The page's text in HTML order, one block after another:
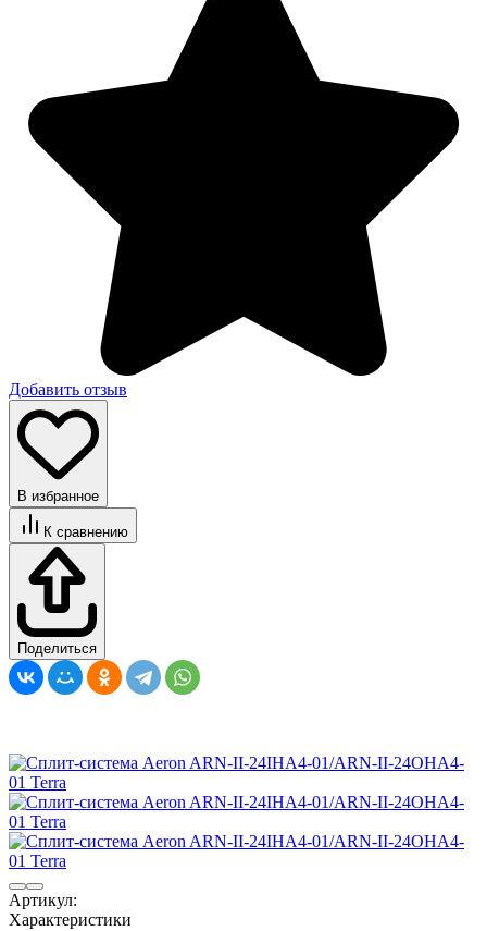
Добавить отзыв
В избранное
К сравнению
Поделиться
Артикул:
Характеристики